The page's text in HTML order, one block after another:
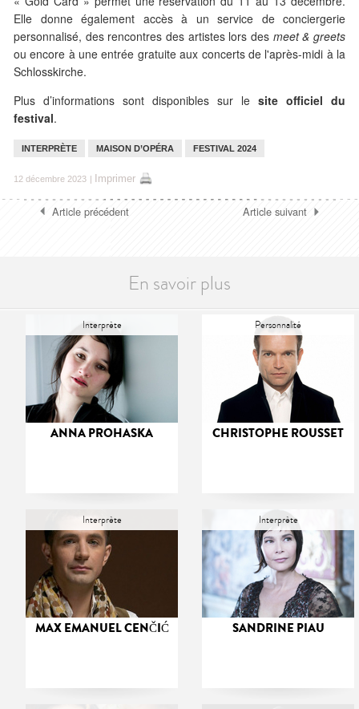
Elle donne également accès à un service de conciergerie
personnalisé, des rencontres des artistes lors des meet & greets
ou encore à une entrée gratuite aux concerts de l'après-midi à la
Schlosskirche.
Plus d’informations sont disponibles sur le site officiel du
festival.
INTERPRÈTE MAISON D’OPÉRA FESTIVAL 2024
12 décembre 2023 | Imprimer
Article précédent Article suivant
En savoir plus
Interprète
ANNA PROHASKA
Personnalité
CHRISTOPHE ROUSSET
Interprète
MAX EMANUEL CENČIĆ
Interprète
SANDRINE PIAU